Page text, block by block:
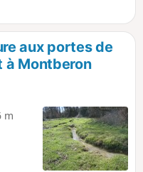
En boucle
aux portes de
à Montberon
m